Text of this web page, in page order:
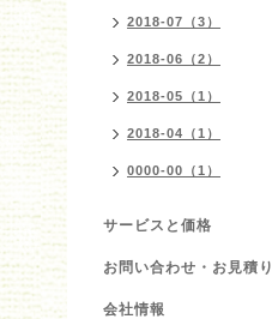
2018-07（3）
2018-06（2）
2018-05（1）
2018-04（1）
0000-00（1）
サービスと価格
お問い合わせ・お見積り
会社情報